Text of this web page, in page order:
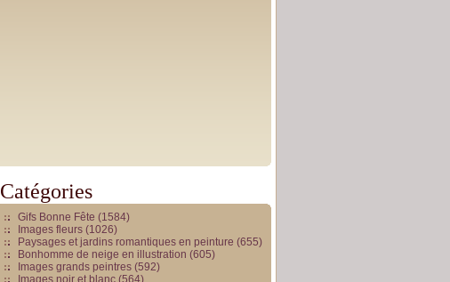
Catégories
Gifs Bonne Fête (1584)
Images fleurs (1026)
Paysages et jardins romantiques en peinture (655)
Bonhomme de neige en illustration (605)
Images grands peintres (592)
Images noir et blanc (564)